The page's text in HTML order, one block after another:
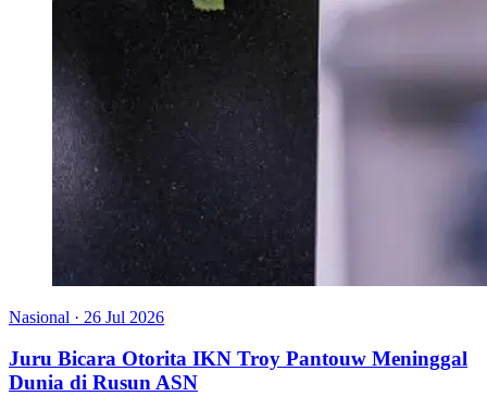
Nasional · 26 Jul 2026
Juru Bicara Otorita IKN Troy Pantouw Meninggal
Dunia di Rusun ASN